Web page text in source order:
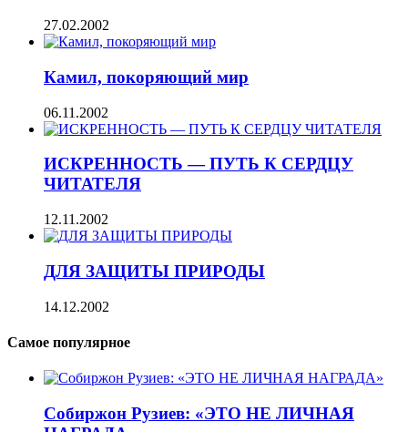
27.02.2002
Камил, покоряющий мир
06.11.2002
ИСКРЕННОСТЬ — ПУТЬ К СЕРДЦУ
ЧИТАТЕЛЯ
12.11.2002
ДЛЯ ЗАЩИТЫ ПРИРОДЫ
14.12.2002
Самое популярное
Собиржон Рузиев: «ЭТО НЕ ЛИЧНАЯ